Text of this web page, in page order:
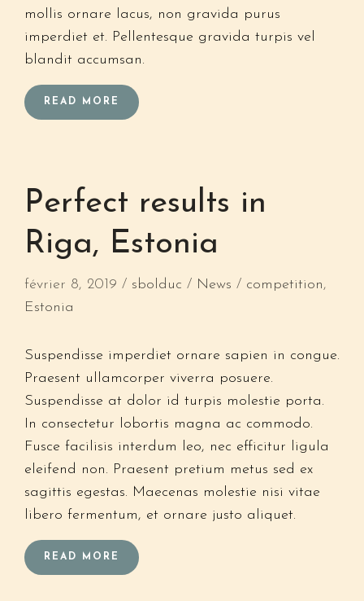
mollis ornare lacus, non gravida purus
imperdiet et. Pellentesque gravida turpis vel
blandit accumsan.
READ MORE
Perfect results in
Riga, Estonia
février 8, 2019 sbolduc News competition,
Estonia
Suspendisse imperdiet ornare sapien in congue.
Praesent ullamcorper viverra posuere.
Suspendisse at dolor id turpis molestie porta.
In consectetur lobortis magna ac commodo.
Fusce facilisis interdum leo, nec efficitur ligula
eleifend non. Praesent pretium metus sed ex
sagittis egestas. Maecenas molestie nisi vitae
libero fermentum, et ornare justo aliquet.
READ MORE